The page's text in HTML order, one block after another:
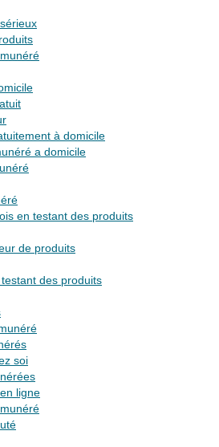
à domicile
a domicile
en testant des produits
de produits
des produits
soi
ligne